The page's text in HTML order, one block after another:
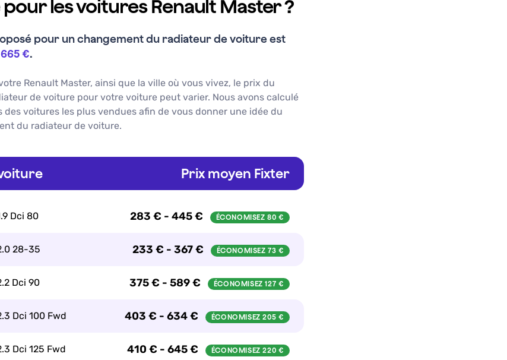
les voitures Renault Master ?
pour unchangement du radiateur de voitureest
665 €.
Renault Master, ainsi que la ville où vous vivez, le prix du
de voiturepour votre voiture peut varier. Nous avons calculé
des voitures les plus vendues afin de vous donner une idée du
du radiateur de voiture.
Prix moyen Fixter
Dci 80 283 € - 445 €
28-35 233 € - 367 €
Dci 90 375 € - 589 €
Dci 100 Fwd 403 € - 634 €
Dci 125 Fwd 410 € - 645 €